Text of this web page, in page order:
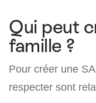
Qui peut
famille ?
Pour créer une
respecter sont